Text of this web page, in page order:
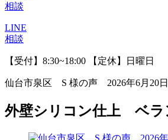
相談
LINE
相談
【受付】8:30~18:00 【定休】日曜日
仙台市泉区 S 様の声 2026年6月20日
外壁シリコン仕上 ベラ